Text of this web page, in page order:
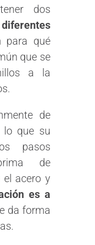
dos
diferentes
para qué
que se
a la
de
lo que su
pasos
de
el acero y
es a
da forma